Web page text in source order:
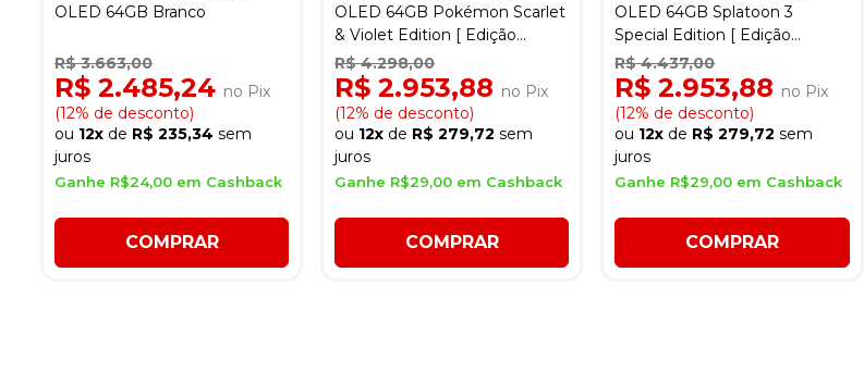
OLED 64GB Branco
R$ 3.663,00
R$ 2.485,24 no Pix
(12% de desconto)
ou 12x de R$ 235,34 sem
juros
Ganhe R$24,00 em Cashback
COMPRAR
OLED 64GB Pokémon Scarlet
& Violet Edition [ Edição
Especial ]
R$ 4.298,00
R$ 2.953,88 no Pix
(12% de desconto)
ou 12x de R$ 279,72 sem
juros
Ganhe R$29,00 em Cashback
COMPRAR
OLED 64GB Splatoon 3
Special Edition [ Edição
Especial ]
R$ 4.437,00
R$ 2.953,88 no Pix
(12% de desconto)
ou 12x de R$ 279,72 sem
juros
Ganhe R$29,00 em Cashback
COMPRAR